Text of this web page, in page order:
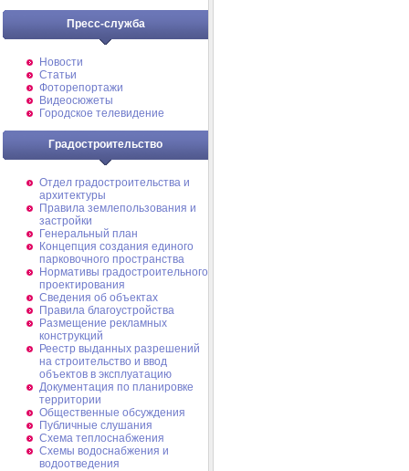
Пресс-служба
Новости
Статьи
Фоторепортажи
Видеосюжеты
Городское телевидение
Градостроительство
Отдел градостроительства и
архитектуры
Правила землепользования и
застройки
Генеральный план
Концепция создания единого
парковочного пространства
Нормативы градостроительного
проектирования
Сведения об объектах
Правила благоустройства
Размещение рекламных
конструкций
Реестр выданных разрешений
на строительство и ввод
объектов в эксплуатацию
Документация по планировке
территории
Общественные обсуждения
Публичные слушания
Схема теплоснабжения
Схемы водоснабжения и
водоотведения